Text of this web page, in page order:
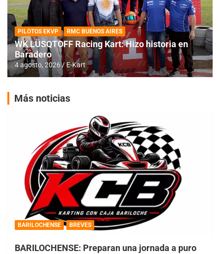
PILOTOS EKVP RMC BUENOS AIRES
WK LÜSQTOFF Racing Kart: Hizo historia en
Baradero
4 agosto, 2026 E-Kart
Más noticias
BARILOCHENSE BREVES
BARILOCHENSE: Preparan una jornada a puro